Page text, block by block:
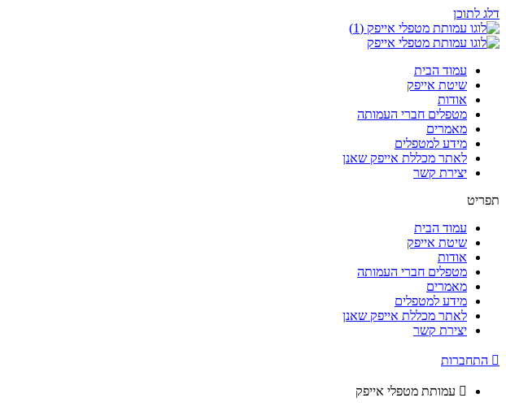
דלג לתוכן
עמוד הבית
שיטת אייפק
אודות
מטפלים חברי העמותה
מאמרים
מידע למטפלים
לאתר מכללת אייפק שאנן
יצירת קשר
תפריט
עמוד הבית
שיטת אייפק
אודות
מטפלים חברי העמותה
מאמרים
מידע למטפלים
לאתר מכללת אייפק שאנן
יצירת קשר
התחברות
עמותת מטפלי אייפק